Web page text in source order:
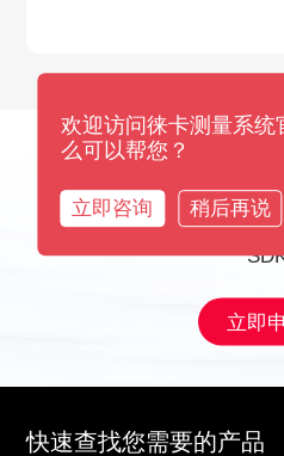
联系徕卡，
立即
快速查找您需要的产品
欢迎访问徕卡测量系统
么可以帮您？
立即咨询 稍后再说